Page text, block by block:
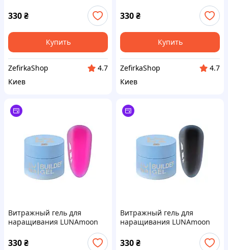
ягодный
330₴
Купить
ZefirkaShop
4.7
Киев
фиолетовый
330₴
Купить
ZefirkaShop
4.7
Киев
Витражный гель для
наращивания LUNAmoon
розовый
330₴
Витражный гель для
наращивания LUNAmoon
черный
330₴